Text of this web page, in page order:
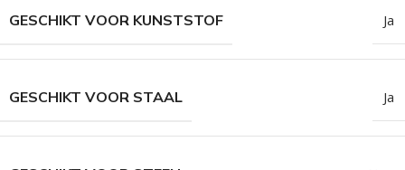
GESCHIKT VOOR KUNSTSTOF Ja
GESCHIKT VOOR STAAL Ja